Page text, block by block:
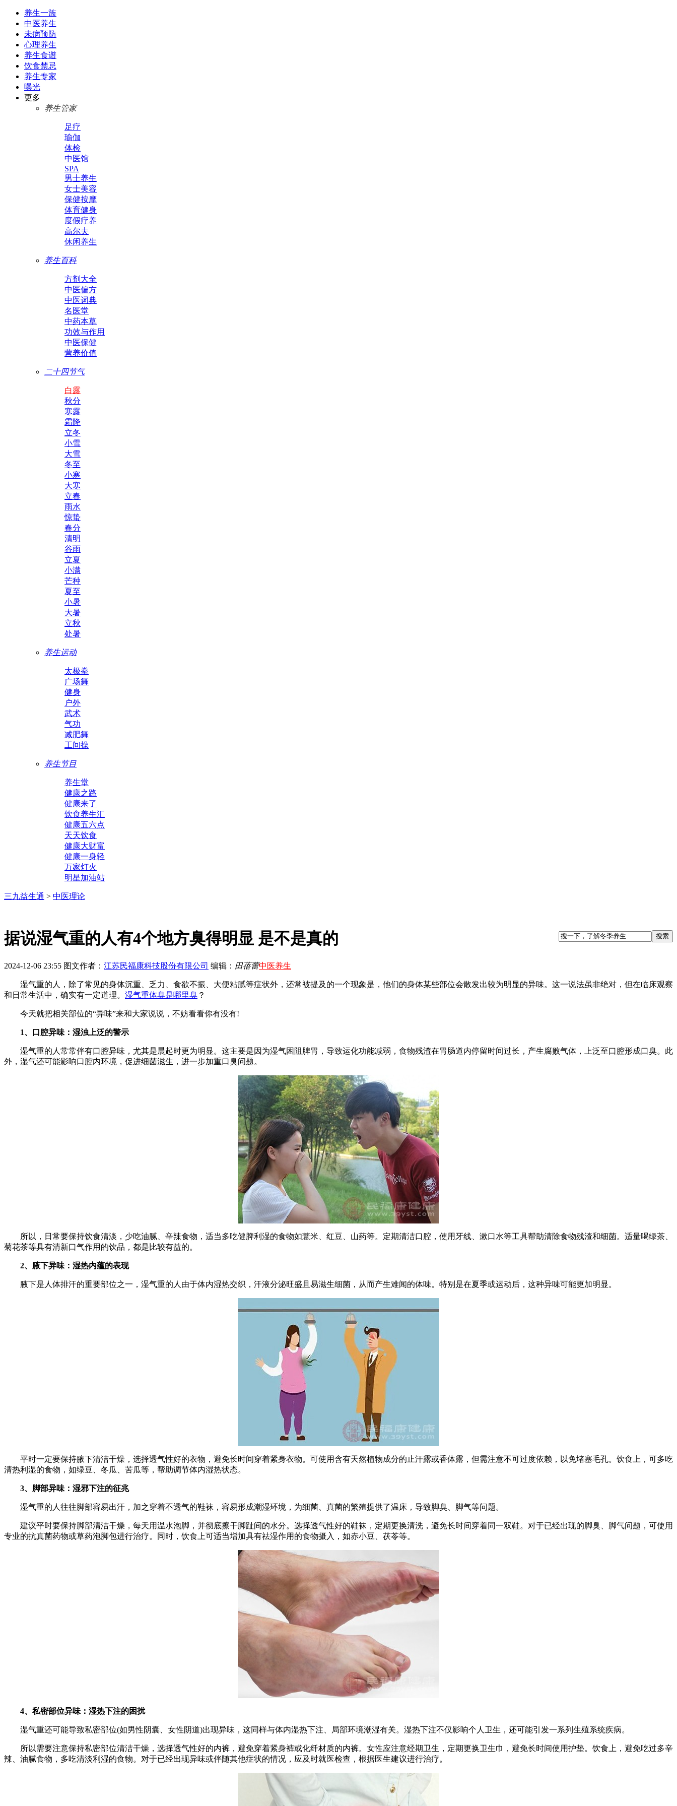
养生一族
中医养生
未病预防
心理养生
养生食谱
饮食禁忌
养生专家
曝光
更多
养生管家
足疗
瑜伽
体检
中医馆
SPA
男士养生
女士美容
保健按摩
体育健身
度假疗养
高尔夫
休闲养生
养生百科
方剂大全
中医偏方
中医词典
名医堂
中药本草
功效与作用
中医保健
营养价值
二十四节气
白露
秋分
寒露
霜降
立冬
小雪
大雪
冬至
小寒
大寒
立春
雨水
惊蛰
春分
清明
谷雨
立夏
小满
芒种
夏至
小暑
大暑
立秋
处暑
养生运动
太极拳
广场舞
健身
户外
武术
气功
减肥舞
工间操
养生节目
养生堂
健康之路
健康来了
饮食养生汇
健康五六点
天天饮食
健康大财富
健康一身轻
万家灯火
明星加油站
三九益生通 > 中医理论
据说湿气重的人有4个地方臭得明显 是不是真的
2024-12-06 23:55 图文作者： 江苏民福康科技股份有限公司 编辑： 田蓓蕾中医养生
湿气重的人，除了常见的身体沉重、乏力、食欲不振、大便粘腻等症状外，还常被提及的一个现象是，他们的身体某些部位会散发出较为明显的异味。这一说法虽非绝对，但在临床观察
和日常生活中，确实有一定道理。 湿气重体臭是哪里臭 ？
今天就把相关部位的“异味”来和大家说说，不妨看看你有没有!
1、口腔异味：湿浊上泛的警示
湿气重的人常常伴有口腔异味，尤其是晨起时更为明显。这主要是因为湿气困阻脾胃，导致运化功能减弱，食物残渣在胃肠道内停留时间过长，产生腐败气体，上泛至口腔形成口臭。此
外，湿气还可能影响口腔内环境，促进细菌滋生，进一步加重口臭问题。
所以，日常要保持饮食清淡，少吃油腻、辛辣食物，适当多吃健脾利湿的食物如薏米、红豆、山药等。定期清洁口腔，使用牙线、漱口水等工具帮助清除食物残渣和细菌。适量喝绿茶、
菊花茶等具有清新口气作用的饮品，都是比较有益的。
2、腋下异味：湿热内蕴的表现
腋下是人体排汗的重要部位之一，湿气重的人由于体内湿热交织，汗液分泌旺盛且易滋生细菌，从而产生难闻的体味。特别是在夏季或运动后，这种异味可能更加明显。
平时一定要保持腋下清洁干燥，选择透气性好的衣物，避免长时间穿着紧身衣物。可使用含有天然植物成分的止汗露或香体露，但需注意不可过度依赖，以免堵塞毛孔。饮食上，可多吃
清热利湿的食物，如绿豆、冬瓜、苦瓜等，帮助调节体内湿热状态。
3、脚部异味：湿邪下注的征兆
湿气重的人往往脚部容易出汗，加之穿着不透气的鞋袜，容易形成潮湿环境，为细菌、真菌的繁殖提供了温床，导致脚臭、脚气等问题。
建议平时要保持脚部清洁干燥，每天用温水泡脚，并彻底擦干脚趾间的水分。选择透气性好的鞋袜，定期更换清洗，避免长时间穿着同一双鞋。对于已经出现的脚臭、脚气问题，可使用
专业的抗真菌药物或草药泡脚包进行治疗。同时，饮食上可适当增加具有祛湿作用的食物摄入，如赤小豆、茯苓等。
4、私密部位异味：湿热下注的困扰
湿气重还可能导致私密部位(如男性阴囊、女性阴道)出现异味，这同样与体内湿热下注、局部环境潮湿有关。湿热下注不仅影响个人卫生，还可能引发一系列生殖系统疾病。
所以需要注意保持私密部位清洁干燥，选择透气性好的内裤，避免穿着紧身裤或化纤材质的内裤。女性应注意经期卫生，定期更换卫生巾，避免长时间使用护垫。饮食上，避免吃过多辛
辣、油腻食物，多吃清淡利湿的食物。对于已经出现异味或伴随其他症状的情况，应及时就医检查，根据医生建议进行治疗。